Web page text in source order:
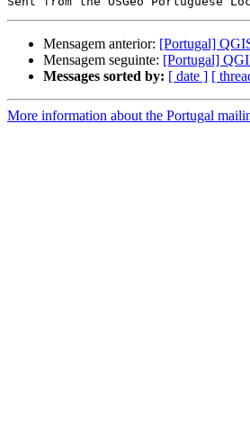
Mensagem anterior: [Portugal]
Mensagem seguinte: [Portugal]
Messages sorted by: [ date ] [
More information about the Portugal